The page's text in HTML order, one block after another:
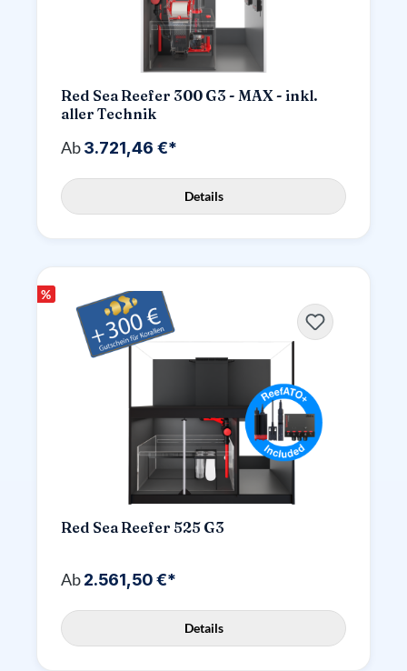
Red Sea Reefer 300 G3 - MAX - inkl.
aller Technik
Ab3.721,46 €*
Details
%
Red Sea Reefer 525 G3
Ab2.561,50 €*
Details